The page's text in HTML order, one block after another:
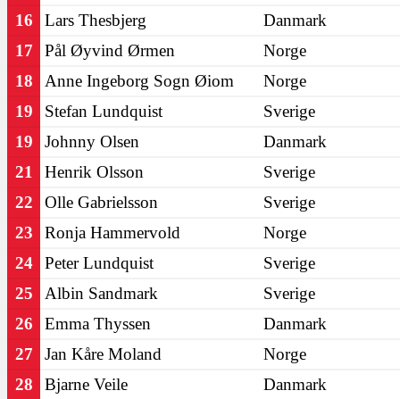
16
Lars Thesbjerg
Danmark
17
Pål Øyvind Ørmen
Norge
18
Anne Ingeborg Sogn Øiom
Norge
19
Stefan Lundquist
Sverige
19
Johnny Olsen
Danmark
21
Henrik Olsson
Sverige
22
Olle Gabrielsson
Sverige
23
Ronja Hammervold
Norge
24
Peter Lundquist
Sverige
25
Albin Sandmark
Sverige
26
Emma Thyssen
Danmark
27
Jan Kåre Moland
Norge
28
Bjarne Veile
Danmark